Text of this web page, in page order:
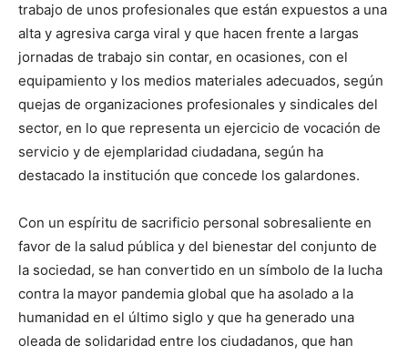
trabajo de unos profesionales que están expuestos a una
alta y agresiva carga viral y que hacen frente a largas
jornadas de trabajo sin contar, en ocasiones, con el
equipamiento y los medios materiales adecuados, según
quejas de organizaciones profesionales y sindicales del
sector, en lo que representa un ejercicio de vocación de
servicio y de ejemplaridad ciudadana, según ha
destacado la institución que concede los galardones.
Con un espíritu de sacrificio personal sobresaliente en
favor de la salud pública y del bienestar del conjunto de
la sociedad, se han convertido en un símbolo de la lucha
contra la mayor pandemia global que ha asolado a la
humanidad en el último siglo y que ha generado una
oleada de solidaridad entre los ciudadanos, que han